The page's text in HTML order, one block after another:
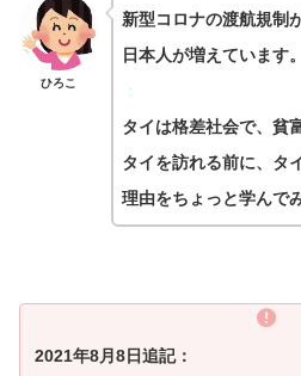
ひろこ
新型コロナの渡航規制
日本人が増えています。
：
タイは格差社会で、貧
タイを訪れる前に、タ
理由をちょっと学んで
2021年8月8日追記：